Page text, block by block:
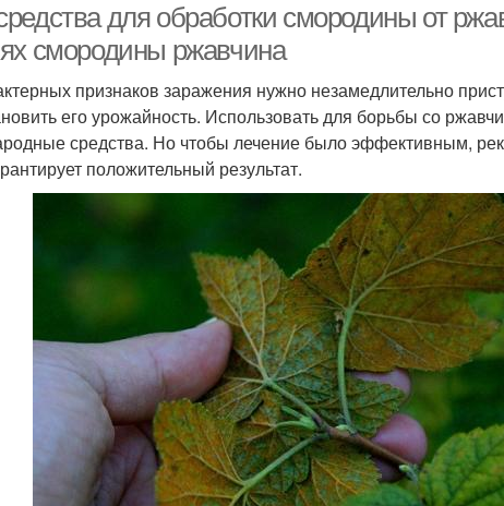
для обработки смородины от
смородины ржавчина
признаков заражения нужно незамедлительно
его урожайность. Использовать для борьбы со
средства. Но чтобы лечение было эффективным,
положительный результат.